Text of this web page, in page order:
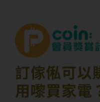
訂傢俬可以
用嚟買家電